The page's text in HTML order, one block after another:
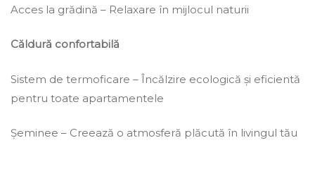
Acces la grădină – Relaxare în mijlocul naturii
Căldură confortabilă
Sistem de termoficare – Încălzire ecologică și eficientă
pentru toate apartamentele
Șeminee – Creează o atmosferă plăcută în livingul tău